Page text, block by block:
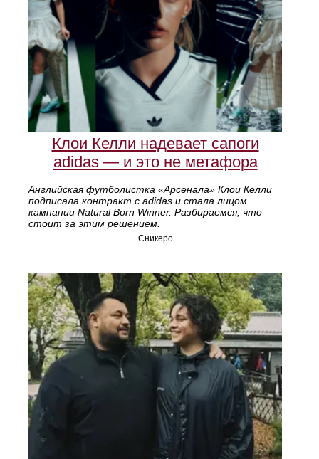
Клои Келли надевает сапоги
adidas — и это не метафора
Английская футболистка «Арсенала» Клои Келли
подписала контракт с adidas и стала лицом
кампании Natural Born Winner. Разбираемся, что
стоит за этим решением.
Сникеро